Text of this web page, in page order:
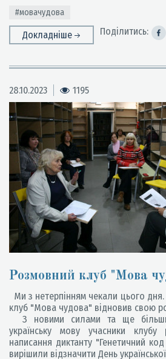
#мовачудова
Докладніше Поділитись:
28.10.2023 1195
Розмовний клуб "Мова
Ми з нетерпінням чекали цього дня.
клуб "Мова чудова" відновив свою
З новими силами та ще
українську мову учасники клубу
написання диктанту "Генетичний
вирішили відзначити День